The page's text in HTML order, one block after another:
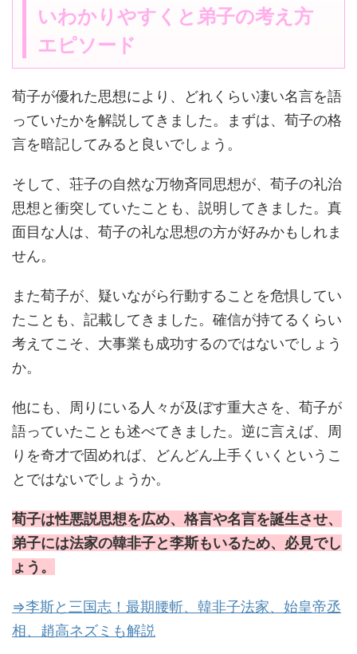
いわかりやすくと弟子の考え方
エピソード
荀子が優れた思想により、どれくらい凄い名言を語
っていたかを解説してきました。まずは、荀子の格
言を暗記してみると良いでしょう。
そして、荘子の自然な万物斉同思想が、荀子の礼治
思想と衝突していたことも、説明してきました。真
面目な人は、荀子の礼な思想の方が好みかもしれま
せん。
また荀子が、疑いながら行動することを危惧してい
たことも、記載してきました。確信が持てるくらい
考えてこそ、大事業も成功するのではないでしょう
か。
他にも、周りにいる人々が及ぼす重大さを、荀子が
語っていたことも述べてきました。逆に言えば、周
りを奇才で固めれば、どんどん上手くいくというこ
とではないでしょうか。
荀子は性悪説思想を広め、格言や名言を誕生させ、
弟子には法家の韓非子と李斯もいるため、必見でし
ょう。
⇒李斯と三国志！最期腰斬、韓非子法家、始皇帝丞
相、趙高ネズミも解説